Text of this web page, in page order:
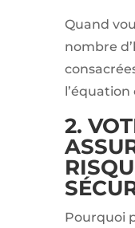
Quand
nombre
l’équation
2.
Pourquoi